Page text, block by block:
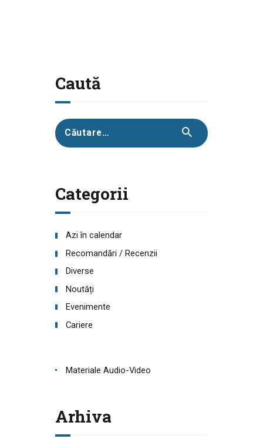
Caută
Caută
după:
Categorii
Azi în calendar
Recomandări / Recenzii
Diverse
Noutăți
Evenimente
Cariere
Materiale Audio-Video
Arhiva